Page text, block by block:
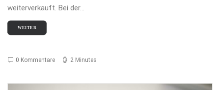
weiterverkauft. Bei der…
WEITER
0 Kommentare 2 Minutes